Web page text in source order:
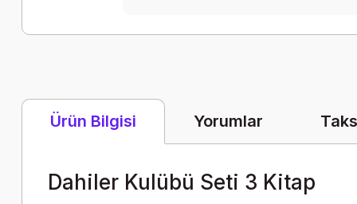
Ürün Bilgisi Yorumlar
Dahiler Kulübü Seti 3 Kitap